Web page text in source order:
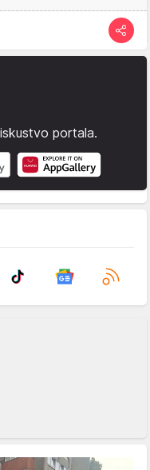
portala.